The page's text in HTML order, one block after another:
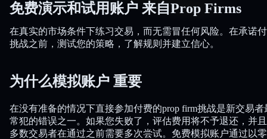
免费演示和试用账户 来自Prop Firms
在真实的市场条件下练习交易，而无需冒任何风险。在承诺
挑战之前，测试您的策略，了解规则并建立信心。
为什么模拟账户 重要
在没有准备的情况下直接参加付费的prop firm挑战是新交易者
常犯的错误之一。如果您失败了，评估费用将不予退还，并
多数交易者在通过之前需要多次尝试。免费模拟账户通过以